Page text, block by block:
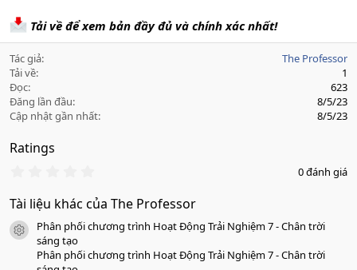
Tải về để xem bản đầy đủ và chính xác nhất!
Tác giả
The Professor
Tải về
1
Đọc
623
Đăng lần đầu
8/5/23
Cập nhật gần nhất
8/5/23
Ratings
0
0
a
0 đánh giá
Tài liệu khác của The Professor
icon tài liệu
Phân phối chương trình Hoạt Động Trải Nghiệm 7 - Chân trời
sáng tạo
Phân phối chương trình Hoạt Động Trải Nghiệm 7 - Chân trời